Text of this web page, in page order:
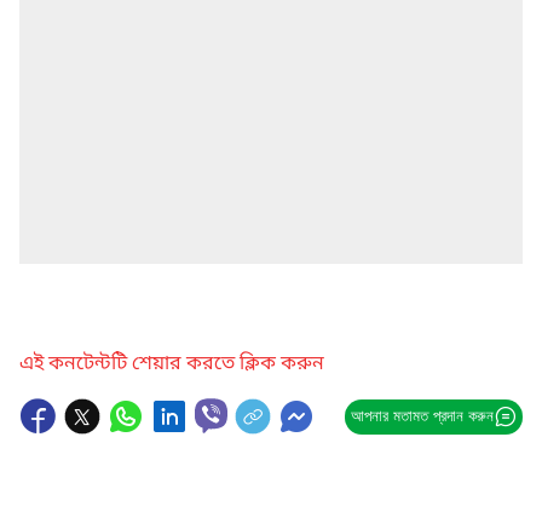
এই কনটেন্টটি শেয়ার করতে ক্লিক করুন
আপনার মতামত প্রদান করুন